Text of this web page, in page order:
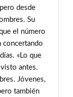
desde
Su
el número
concertando
«Lo que
antes.
Jóvenes,
también